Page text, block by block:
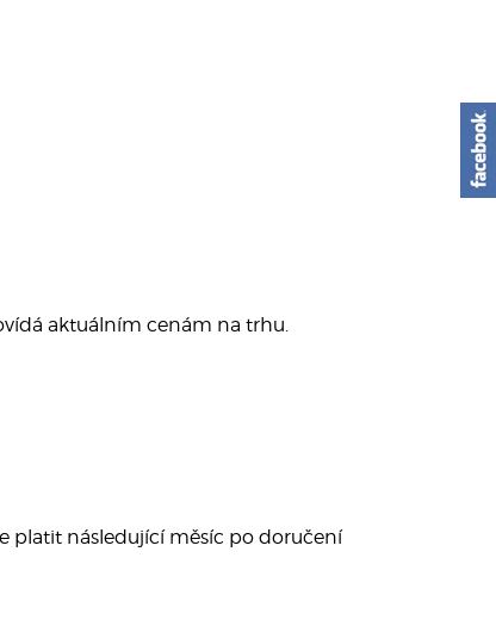
aktuálním cenám na trhu.
platit následující měsíc po doručení